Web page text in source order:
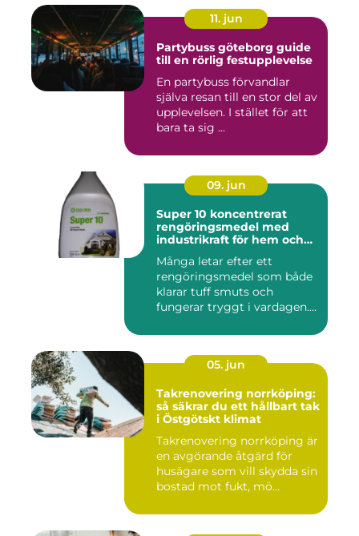
11. jun
Partybuss göteborg guide
till en rörlig festupplevelse
En partybuss förvandlar
själva resan till en stor del av
upplevelsen. I stället för att
bara ta sig ...
09. jun
Super 10 koncentrerat
rengöringsmedel med
industrikraft för hem och
Många letar efter ett
rengöringsmedel som både
klarar tuff smuts och
fungerar tryggt i vardagen.
05. jun
Takrenovering norrköping:
så säkrar du ett hållbart tak
i Östgötskt klimat
Takrenovering norrköping är
en avgörande åtgärd för
husägare som vill skydda sin
bostad mot fukt, mö...